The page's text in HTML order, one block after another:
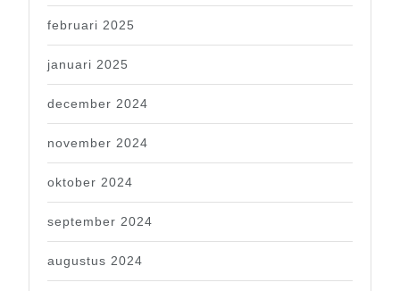
februari 2025
januari 2025
december 2024
november 2024
oktober 2024
september 2024
augustus 2024